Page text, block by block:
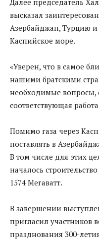
высказал
Азербайджан, Турцию
Каспийское море.
«Уверен, что в самое
нашими братскими
необходимые вопросы,
соответствующая
Помимо газа через
поставлять в
В том числе для этих
началось
1574 Мегаватт.
В завершении
пригласил участников
празднования 300-